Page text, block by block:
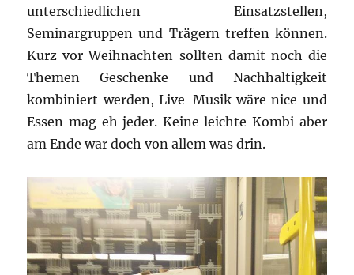
unterschiedlichen Einsatzstellen,
Seminargruppen und Trägern treffen können.
Kurz vor Weihnachten sollten damit noch die
Themen Geschenke und Nachhaltigkeit
kombiniert werden, Live-Musik wäre nice und
Essen mag eh jeder. Keine leichte Kombi aber
am Ende war doch von allem was drin.